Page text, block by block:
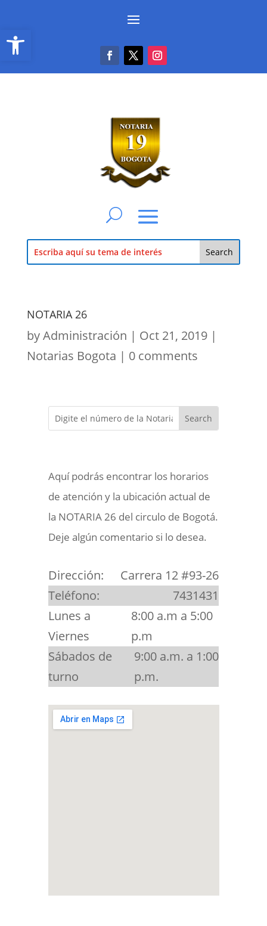
Abrir barra de herramientas
NOTARIA 26
byAdministración | Oct 21, 2019|
Notarias Bogota | 0 comments
Aquí podrás encontrar los horarios
de atención y la ubicación actual de
la NOTARIA 26 del circulo de Bogotá.
Deje algún comentario si lo desea.
Dirección:
Carrera 12 #93-26
Teléfono:
7431431
Lunes a
Viernes
8:00 a.m a 5:00
p.m
Sábados de
turno
9:00 a.m. a 1:00
p.m.